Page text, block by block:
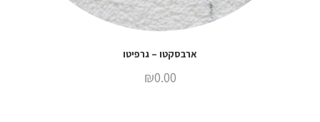
ארבסקטו – גרפיטו
₪0.00